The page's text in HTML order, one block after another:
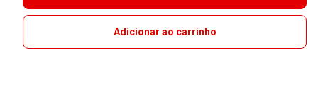
Adicionar ao carrinho